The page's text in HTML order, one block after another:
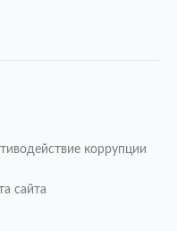
коррупции
сайта